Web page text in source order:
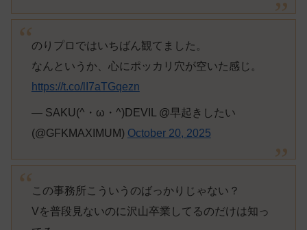
のりプロではいちばん観てました。
なんというか、心にポッカリ穴が空いた感じ。
https://t.co/lI7aTGqezn
— SAKU(^・ω・^)DEVIL @早起きしたい
(@GFKMAXIMUM) October 20, 2025
この事務所こういうのばっかりじゃない？
Vを普段見ないのに沢山卒業してるのだけは知っ